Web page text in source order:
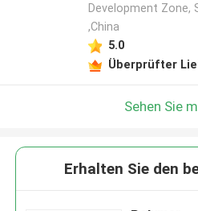
Development Zone,
,China
5.0
Überprüfter
Sehen Sie
Erhalten Sie den